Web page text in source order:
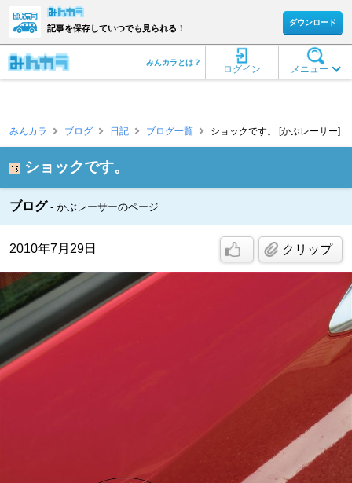
記事を保存していつでも見られる！
ダウンロード
メニュー
ログイン
みんカラとは？
みんカラ ブログ 日記 ブログ一覧 ショックです。 [かぶレーサー]
ショックです。
ブログ かぶレーサーのページ
2010年7月29日 クリップ